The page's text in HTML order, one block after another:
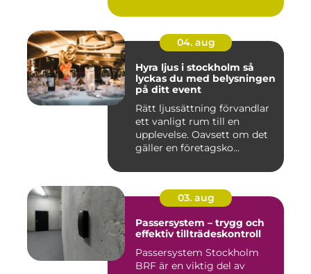
04. aug
Hyra ljus i stockholm så
lyckas du med belysningen
på ditt event
Rätt ljussättning förvandlar
ett vanligt rum till en
upplevelse. Oavsett om det
gäller en företagsko...
03. aug
Passersystem – trygg och
effektiv tillträdeskontroll
Passersystem Stockholm
BRF är en viktig del av